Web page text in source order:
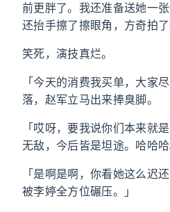
前更胖了。我还准备送她一
还抬手擦了擦眼角，方奇拍了
笑死，演技真烂。
「今天的消费我买单，大家
落，赵军立马出来捧臭脚。
「哎呀，要我说你们本来就
无敌，今后皆是坦途。哈哈哈
「是啊是啊，你看她这么迟
被李婷全方位碾压。」